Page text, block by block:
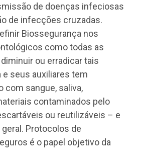
de doenças infeciosas
de infecções cruzadas.
Biossegurança nos
como todas as
ou erradicar tais
seus auxiliares tem
com sangue, saliva,
contaminados pelo
ou reutilizáveis – e
Protocolos de
é o papel objetivo da